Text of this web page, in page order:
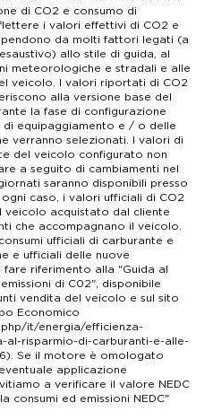
di CO2 e consumo di
i valori effettivi di CO2 e
da molti fattori legati (a
allo stile di guida, al
meteorologiche e stradali e alle
veicolo. I valori riportati di CO2
alla versione base del
la fase di configurazione
equipaggiamento e / o delle
verranno selezionati. I valori di
del veicolo configurato non
a seguito di cambiamenti nel
saranno disponibili presso
caso, i valori ufficiali di CO2
veicolo acquistato dal cliente
che accompagnano il veicolo.
ufficiali di carburante e
e ufficiali delle nuove
riferimento alla "Guida al
di C02", disponibile
vendita del veicolo e sul sito
Economico
it/energia/efficienza-
al-risparmio-di-carburanti-e-alle-
Se il motore è omologato
applicazione
a verificare il valore NEDC
consumi ed emissioni NEDC"